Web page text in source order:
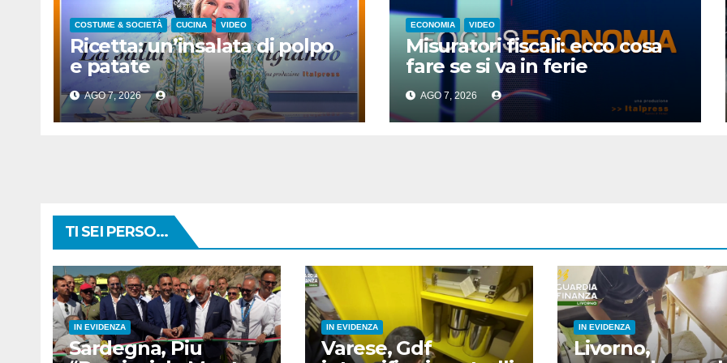
COSTUME & SOCIETÀ CUCINA VIDEO
Ricetta: un’insalata di polpo
e patate
AGO 7, 2026
ECONOMIA VIDEO
Misuratori fiscali: ecco cosa
fare se si va in ferie
AGO 7, 2026
TI SEI PERSO...
IN EVIDENZA
Sardegna, Piu
IN EVIDENZA
Varese, Gdf
IN EVIDENZA
Livorno,